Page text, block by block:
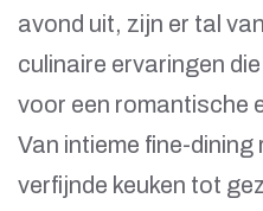
avond uit, zijn er tal
culinaire ervaringen
voor een romantische
Van intieme fine-
verfijnde keuken tot